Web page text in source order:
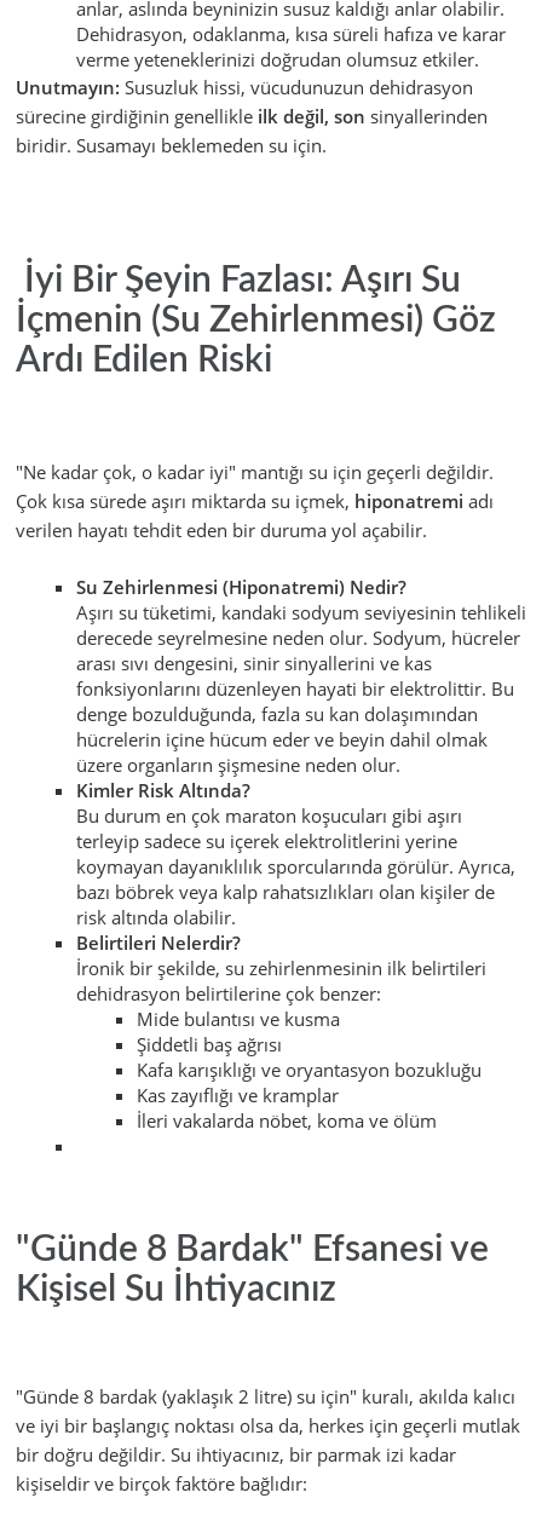
anlar, aslında beyninizin susuz kaldığı anlar olabilir.
Dehidrasyon, odaklanma, kısa süreli hafıza ve karar
verme yeteneklerinizi doğrudan olumsuz etkiler.
Unutmayın: Susuzluk hissi, vücudunuzun dehidrasyon
sürecine girdiğinin genellikle ilk değil, son sinyallerinden
biridir. Susamayı beklemeden su için.
İyi Bir Şeyin Fazlası: Aşırı Su
İçmenin (Su Zehirlenmesi) Göz
Ardı Edilen Riski
"Ne kadar çok, o kadar iyi" mantığı su için geçerli değildir.
Çok kısa sürede aşırı miktarda su içmek, hiponatremi adı
verilen hayatı tehdit eden bir duruma yol açabilir.
Su Zehirlenmesi (Hiponatremi) Nedir?
Aşırı su tüketimi, kandaki sodyum seviyesinin tehlikeli
derecede seyrelmesine neden olur. Sodyum, hücreler
arası sıvı dengesini, sinir sinyallerini ve kas
fonksiyonlarını düzenleyen hayati bir elektrolittir. Bu
denge bozulduğunda, fazla su kan dolaşımından
hücrelerin içine hücum eder ve beyin dahil olmak
üzere organların şişmesine neden olur.
Kimler Risk Altında?
Bu durum en çok maraton koşucuları gibi aşırı
terleyip sadece su içerek elektrolitlerini yerine
koymayan dayanıklılık sporcularında görülür. Ayrıca,
bazı böbrek veya kalp rahatsızlıkları olan kişiler de
risk altında olabilir.
Belirtileri Nelerdir?
İronik bir şekilde, su zehirlenmesinin ilk belirtileri
dehidrasyon belirtilerine çok benzer:
Mide bulantısı ve kusma
Şiddetli baş ağrısı
Kafa karışıklığı ve oryantasyon bozukluğu
Kas zayıflığı ve kramplar
İleri vakalarda nöbet, koma ve ölüm
"Günde 8 Bardak" Efsanesi ve
Kişisel Su İhtiyacınız
"Günde 8 bardak (yaklaşık 2 litre) su için" kuralı, akılda kalıcı
ve iyi bir başlangıç noktası olsa da, herkes için geçerli mutlak
bir doğru değildir. Su ihtiyacınız, bir parmak izi kadar
kişiseldir ve birçok faktöre bağlıdır: